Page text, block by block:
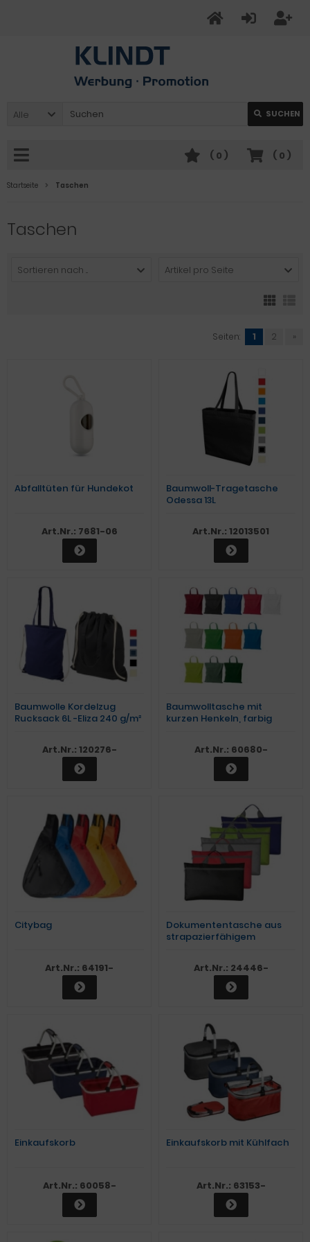
Alle SUCHEN
( 0 )
( 0 )
Startseite Taschen
Taschen
Sortieren nach ... Artikel pro Seite
Seiten: 1 2 »
Abfalltüten für Hundekot
Art.Nr.: 7681-06
Baumwoll-Tragetasche
Odessa 13L
Art.Nr.: 12013501
Baumwolle Kordelzug
Rucksack 6L -Eliza 240 g/m²
Art.Nr.: 120276-
Baumwolltasche mit
kurzen Henkeln, farbig
Art.Nr.: 60680-
Citybag
Art.Nr.: 64191-
Dokumententasche aus
strapazierfähigem
TragegriffArt.Nr.: 24446-
Einkaufskorb
Art.Nr.: 60058-
Einkaufskorb mit Kühlfach
Art.Nr.: 63153-